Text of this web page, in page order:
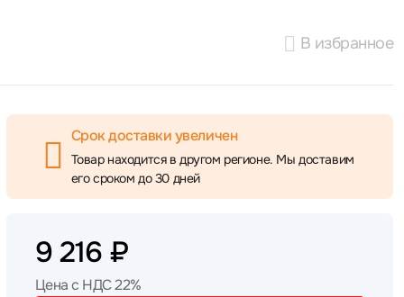
В избранное
Срок доставки увеличен
Товар находится в другом регионе. Мы доставим
его сроком до 30 дней
9 216 ₽
Цена с НДС 22%